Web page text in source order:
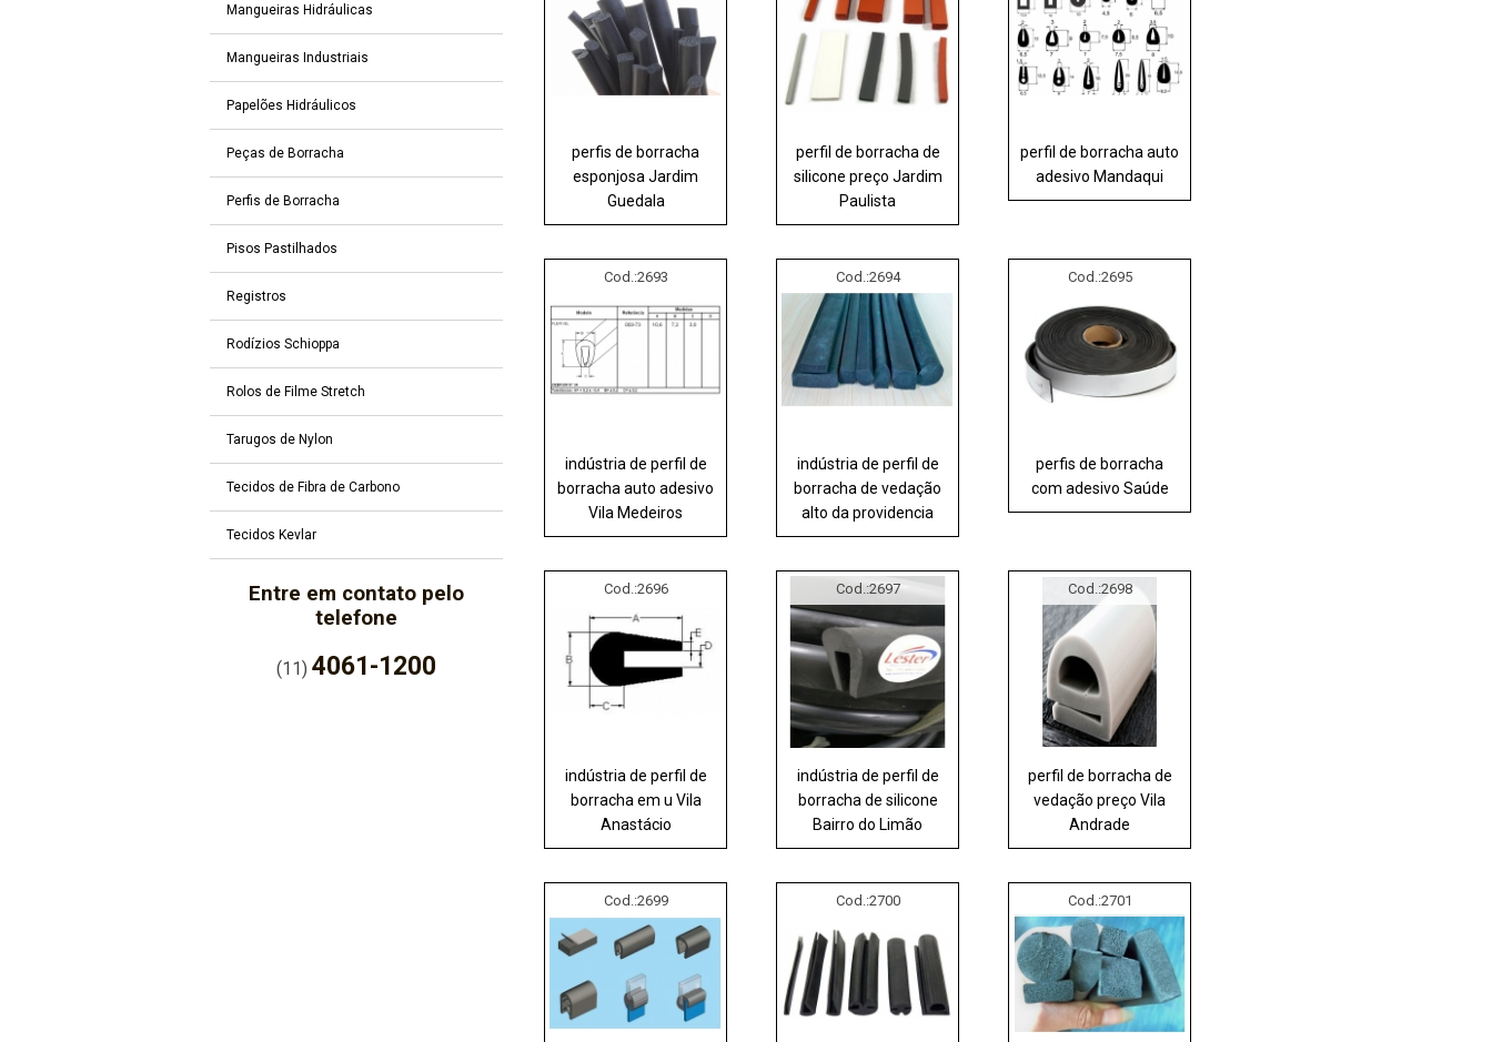
Mangueiras Hidráulicas
Mangueiras Industriais
Papelões Hidráulicos
Peças de Borracha
Perfis de Borracha
Pisos Pastilhados
Registros
Rodízios Schioppa
Rolos de Filme Stretch
Tarugos de Nylon
Tecidos de Fibra de Carbono
Tecidos Kevlar
Entre em contato pelo
telefone
(11)4061-1200
perfis de borracha
esponjosa Jardim
Guedala
perfil de borracha de
silicone preço Jardim
Paulista
perfil de borracha auto
adesivo Mandaqui
Cod.:2693
indústria de perfil de
borracha auto adesivo
Vila Medeiros
Cod.:2694
indústria de perfil de
borracha de vedação
alto da providencia
Cod.:2695
perfis de borracha
com adesivo Saúde
Cod.:2696
indústria de perfil de
borracha em u Vila
Anastácio
Cod.:2697
indústria de perfil de
borracha de silicone
Bairro do Limão
Cod.:2698
perfil de borracha de
vedação preço Vila
Andrade
Cod.:2699 Cod.:2700 Cod.:2701